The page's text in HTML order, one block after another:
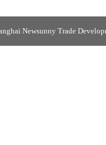
Newsunny Trade